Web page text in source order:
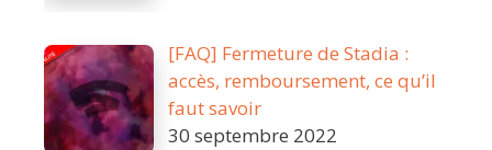
[FAQ] Fermeture de Stadia :
accès, remboursement, ce qu’il
faut savoir
30 septembre 2022